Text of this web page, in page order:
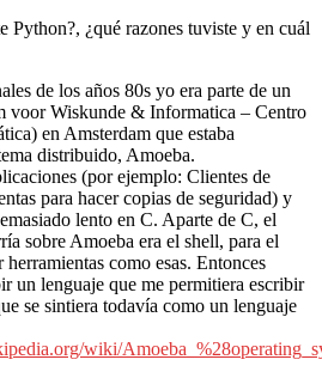
Python?, ¿qué razones tuviste y en cuál
de los años 80s yo era parte de un
voor Wiskunde & Informatica – Centro
en Amsterdam que estaba
distribuido, Amoeba.
(por ejemplo: Clientes de
para hacer copias de seguridad) y
lento en C. Aparte de C, el
sobre Amoeba era el shell, para el
como esas. Entonces
un lenguaje que me permitiera escribir
se sintiera todavía como un lenguaje
wiki/